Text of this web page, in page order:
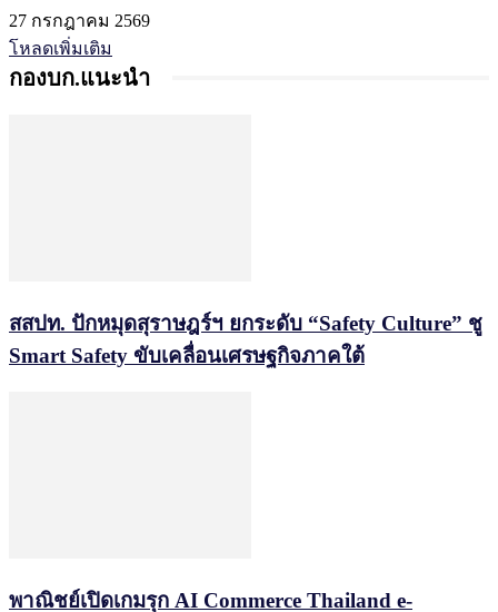
27 กรกฎาคม 2569
โหลดเพิ่มเติม
กองบก.แนะนำ
สสปท. ปักหมุดสุราษฎร์ฯ ยกระดับ “Safety Culture” ชู
Smart Safety ขับเคลื่อนเศรษฐกิจภาคใต้
พาณิชย์เปิดเกมรุก AI Commerce Thailand e-